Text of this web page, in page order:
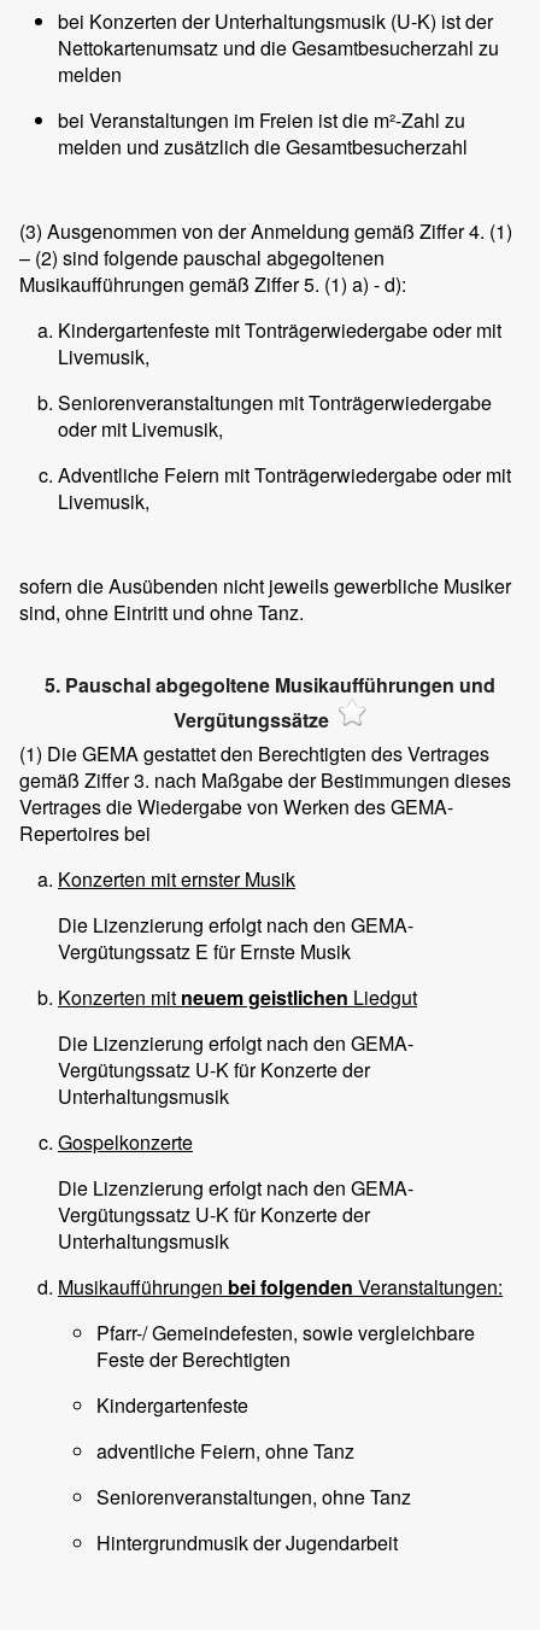
bei Konzerten der Unterhaltungsmusik (U-K) ist der
Nettokartenumsatz und die Gesamtbesucherzahl zu
melden
bei Veranstaltungen im Freien ist die m²-Zahl zu
melden und zusätzlich die Gesamtbesucherzahl
(3) Ausgenommen von der Anmeldung gemäß Ziffer 4. (1)
– (2) sind folgende pauschal abgegoltenen
Musikaufführungen gemäß Ziffer 5. (1) a) - d):
Kindergartenfeste mit Tonträgerwiedergabe oder mit
Livemusik,
Seniorenveranstaltungen mit Tonträgerwiedergabe
oder mit Livemusik,
Adventliche Feiern mit Tonträgerwiedergabe oder mit
Livemusik,
sofern die Ausübenden nicht jeweils gewerbliche Musiker
sind, ohne Eintritt und ohne Tanz.
5. Pauschal abgegoltene Musikaufführungen und
Vergütungssätze
(1) Die GEMA gestattet den Berechtigten des Vertrages
gemäß Ziffer 3. nach Maßgabe der Bestimmungen dieses
Vertrages die Wiedergabe von Werken des GEMA-
Repertoires bei
Konzerten mit ernster Musik
Die Lizenzierung erfolgt nach den GEMA-
Vergütungssatz E für Ernste Musik
Konzerten mit neuemgeistlichen Liedgut
Die Lizenzierung erfolgt nach den GEMA-
Vergütungssatz U-K für Konzerte der
Unterhaltungsmusik
Gospelkonzerte
Die Lizenzierung erfolgt nach den GEMA-
Vergütungssatz U-K für Konzerte der
Unterhaltungsmusik
Musikaufführungen bei folgenden Veranstaltungen:
Pfarr-/ Gemeindefesten, sowie vergleichbare
Feste der Berechtigten
Kindergartenfeste
adventliche Feiern, ohne Tanz
Seniorenveranstaltungen, ohne Tanz
Hintergrundmusik der Jugendarbeit